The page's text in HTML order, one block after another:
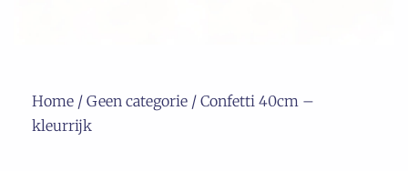
Home / Geen categorie / Confetti 40cm –
kleurrijk